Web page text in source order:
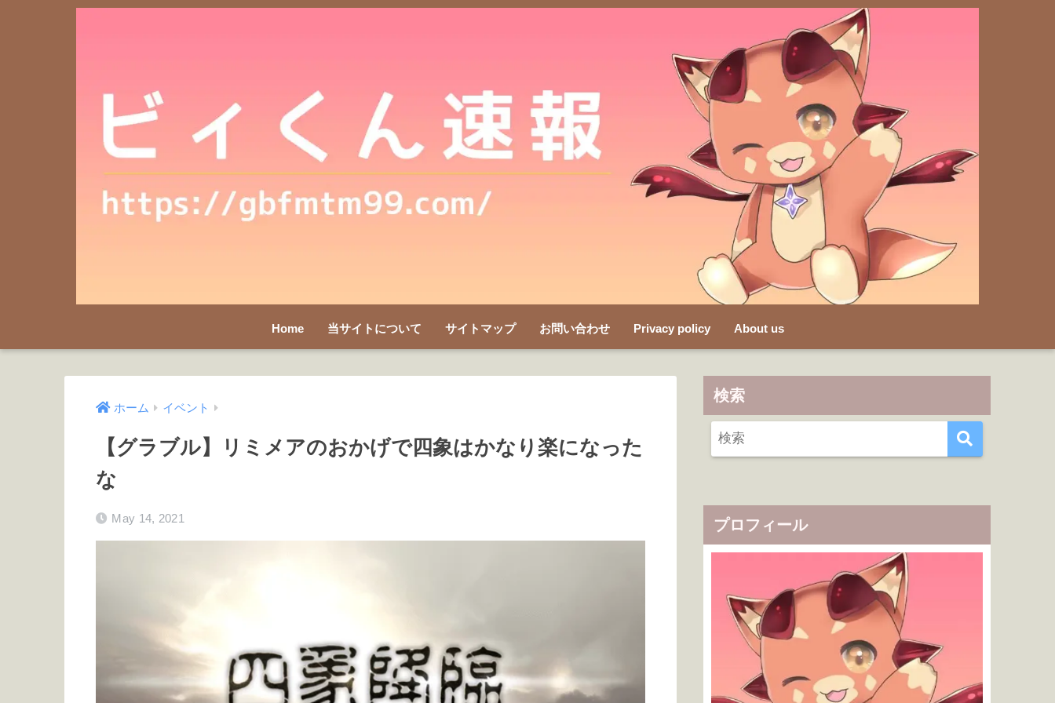
Home 当サイトについて サイトマップ お問い合わせ Privacy policy About us
ホーム イベント
【グラブル】リミメアのおかげで四象はかなり楽になった
な
May 14, 2021
検索
プロフィール